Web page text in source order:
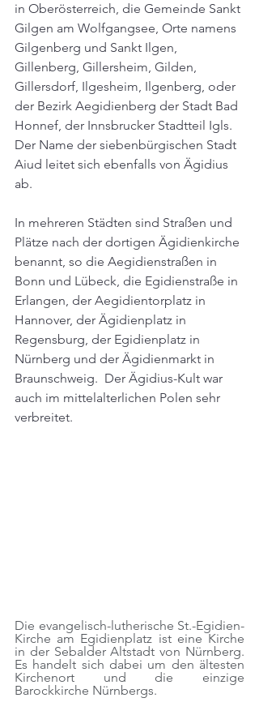
in Oberösterreich, die Gemeinde Sankt
Gilgen am Wolfgangsee, Orte namens
Gilgenberg und Sankt Ilgen,
Gillenberg, Gillersheim, Gilden,
Gillersdorf, Ilgesheim, Ilgenberg, oder
der Bezirk Aegidienberg der Stadt Bad
Honnef, der Innsbrucker Stadtteil Igls.
Der Name der siebenbürgischen Stadt
Aiud leitet sich ebenfalls von Ägidius
ab.
In mehreren Städten sind Straßen und
Plätze nach der dortigen Ägidienkirche
benannt, so die Aegidienstraßen in
Bonn und Lübeck, die Egidienstraße in
Erlangen, der Aegidientorplatz in
Hannover, der Ägidienplatz in
Regensburg, der Egidienplatz in
Nürnberg und der Ägidienmarkt in
Braunschweig.  Der Ägidius-Kult war
auch im mittelalterlichen Polen sehr
verbreitet.
Die evangelisch-lutherische St.-Egidien-
Kirche am Egidienplatz ist eine Kirche
in der Sebalder Altstadt von Nürnberg.
Es handelt sich dabei um den ältesten
Kirchenort und die einzige
Barockkirche Nürnbergs.